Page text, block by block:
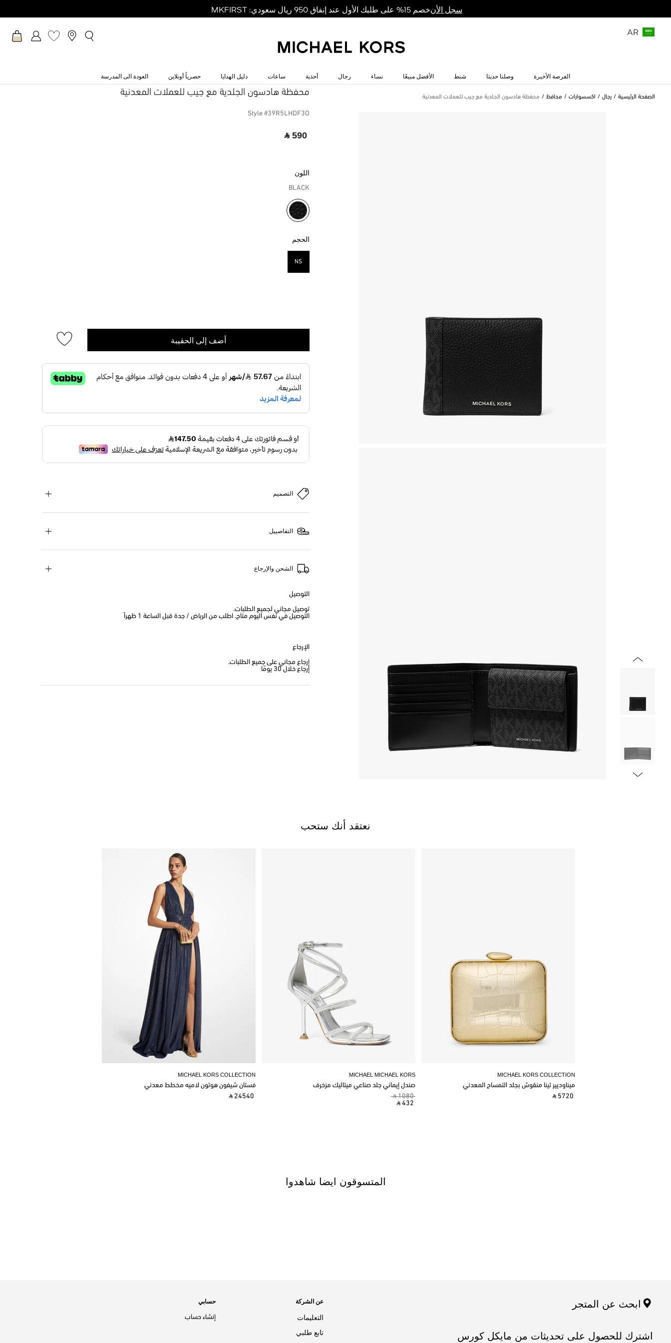
سجل الأنخصم 15% على طلبك الأول عند إنفاق 950 ريال سعودي: MKFIRST
AR
الفرصة الأخيرة وصلنا حديثا شنط الأفضل مبيعًا نساء رجال أحذية ساعات دليل الهدايا حصرياً أونلاين العودة الى المدرسة
الصفحة الرئيسية رجال اكسسوارات محافظ محفظة هادسون الجلدية مع جيب للعملات المعدنية
MICHAEL MICHAEL KORS
محفظة هادسون الجلدية مع جيب للعملات المعدنية
Style #39R5LHDF3O
‎ ⃁ 590 ‎
اللون
BLACK
مختار
الحجم
NS
أضف إلى الحقيبة
التصميم
التفاصييل
الشحن والإرجاع
التوصيل
توصيل مجاني لجميع الطلبات.
التوصيل في نفس اليوم متاح. اطلب من الرياض / جدة قبل الساعة 1 ظهراً
الإرجاع
إرجاع مجاني على جميع الطلبات.
إرجاع خلال 30 يومًا
نعتقد أنك ستحب
MICHAEL KORS COLLECTION
فستان شيفون هوتون لاميه مخطط معدني
‎ ⃁ 24540 ‎
MICHAEL MICHAEL KORS
صندل إيماني جلد صناعي ميتاليك مزخرف
‎ ⃁ 1080 ‎
‎ ⃁ 432 ‎
MICHAEL KORS COLLECTION
ميناوديير تينا منقوش بجلد التمساح المعدني
‎ ⃁ 5720 ‎
المتسوقون ايضا شاهدوا
ابحث عن المتجر
اشترك للحصول على تحديثات من مايكل كورس
عن الشركة
التعليمات
تابع طلبي
حسابي
إنشاء حساب